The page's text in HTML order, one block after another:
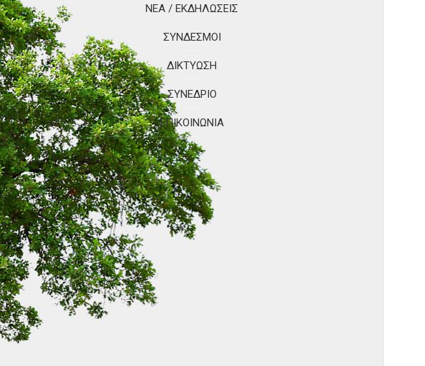
ΝΈΑ / ΕΚΔΗΛΏΣΕΙΣ
ΣΎΝΔΕΣΜΟΙ
ΔΙΚΤΎΩΣΗ
ΣΥΝΈΔΡΙΟ
ΕΠΙΚΟΙΝΩΝΊΑ